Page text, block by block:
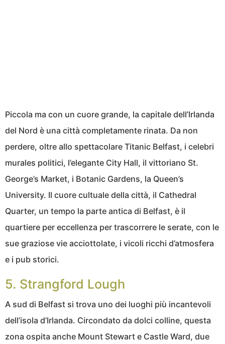
Piccola ma con un cuore grande, la capitale dell’Irlanda
del Nord è una città completamente rinata. Da non
perdere, oltre allo spettacolare Titanic Belfast, i celebri
murales politici, l’elegante City Hall, il vittoriano St.
George’s Market, i Botanic Gardens, la Queen’s
University. Il cuore cultuale della città, il Cathedral
Quarter, un tempo la parte antica di Belfast, è il
quartiere per eccellenza per trascorrere le serate, con le
sue graziose vie acciottolate, i vicoli ricchi d’atmosfera
e i pub storici.
5. Strangford Lough
A sud di Belfast si trova uno dei luoghi più incantevoli
dell’isola d’Irlanda. Circondato da dolci colline, questa
zona ospita anche Mount Stewart e Castle Ward, due